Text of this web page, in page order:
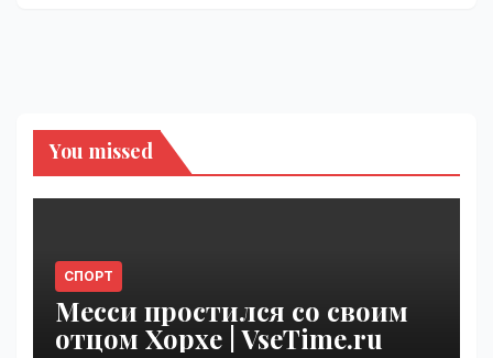
You missed
СПОРТ
Месси простился со своим
отцом Хорхе | VseTime.ru